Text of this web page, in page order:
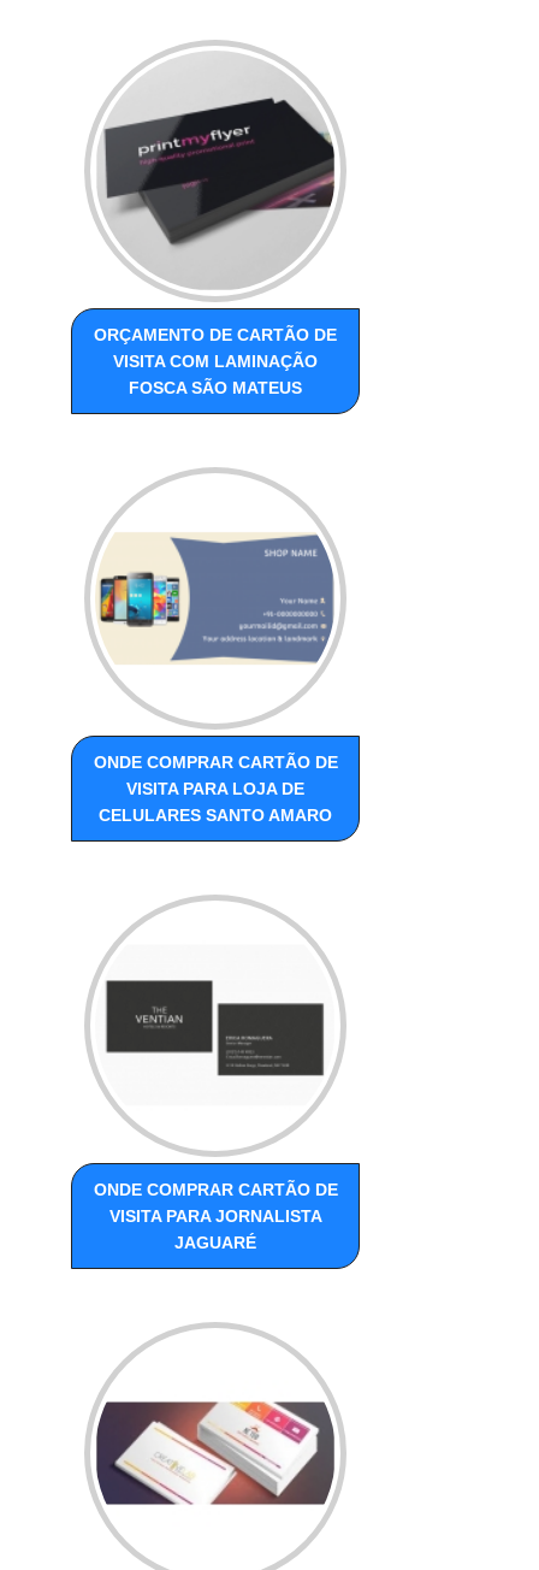
ORÇAMENTO DE CARTÃO DE
VISITA COM LAMINAÇÃO
FOSCA SÃO MATEUS
ONDE COMPRAR CARTÃO DE
VISITA PARA LOJA DE
CELULARES SANTO AMARO
ONDE COMPRAR CARTÃO DE
VISITA PARA JORNALISTA
JAGUARÉ